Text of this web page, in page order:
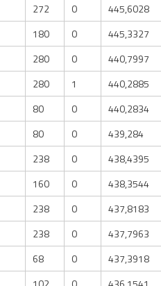
272 0 445,6028
180 0 445,3327
280 0 440,7997
280 1 440,2885
80 0 440,2834
80 0 439,284
238 0 438,4395
160 0 438,3544
238 0 437,8183
238 0 437,7963
68 0 437,3918